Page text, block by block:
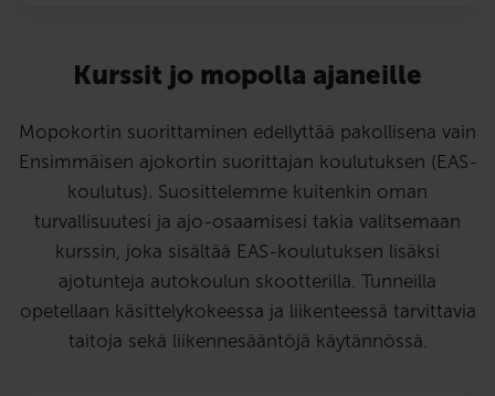
Kurssit jo mopolla ajaneille
Mopokortin suorittaminen edellyttää pakollisena vain
Ensimmäisen ajokortin suorittajan koulutuksen (EAS-
koulutus). Suosittelemme kuitenkin oman
turvallisuutesi ja ajo-osaamisesi takia valitsemaan
kurssin, joka sisältää EAS-koulutuksen lisäksi
ajotunteja autokoulun skootterilla. Tunneilla
opetellaan käsittelykokeessa ja liikenteessä tarvittavia
taitoja sekä liikennesääntöjä käytännössä.